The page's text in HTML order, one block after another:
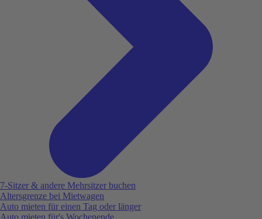
7-Sitzer & andere Mehrsitzer buchen
Altersgrenze bei Mietwagen
Auto mieten für einen Tag oder länger
Auto mieten für's Wochenende